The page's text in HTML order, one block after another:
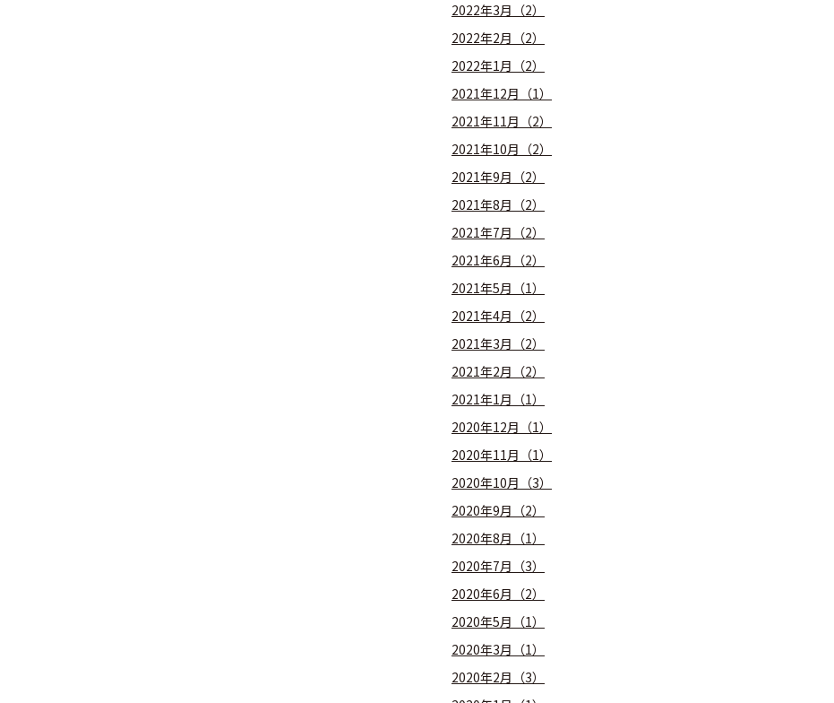
2022年3月（2）
2022年2月（2）
2022年1月（2）
2021年12月（1）
2021年11月（2）
2021年10月（2）
2021年9月（2）
2021年8月（2）
2021年7月（2）
2021年6月（2）
2021年5月（1）
2021年4月（2）
2021年3月（2）
2021年2月（2）
2021年1月（1）
2020年12月（1）
2020年11月（1）
2020年10月（3）
2020年9月（2）
2020年8月（1）
2020年7月（3）
2020年6月（2）
2020年5月（1）
2020年3月（1）
2020年2月（3）